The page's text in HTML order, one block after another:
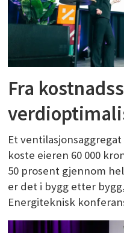
Fra
Et
koste eieren 60 000
50 prosent gjennom
er det i bygg etter
Energiteknisk